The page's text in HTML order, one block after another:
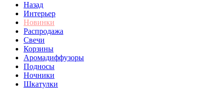
Назад
Интерьер
Новинки
Распродажа
Свечи
Корзины
Аромадиффузоры
Подносы
Ночники
Шкатулки